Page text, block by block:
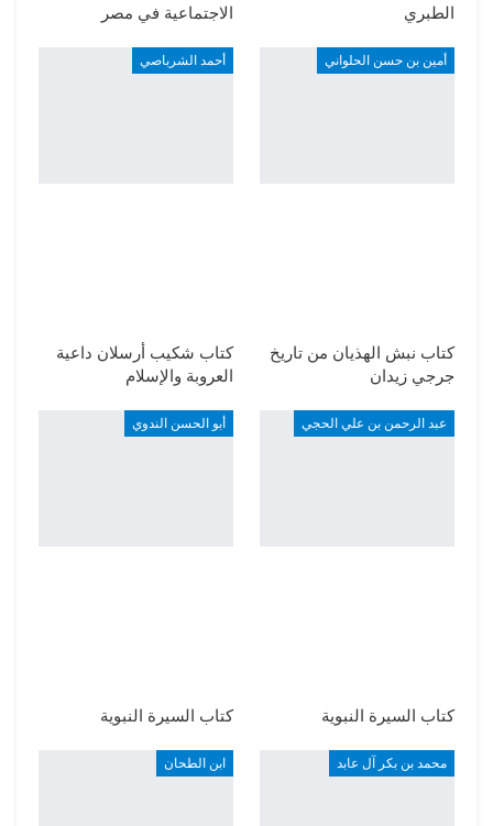
الطبري
الاجتماعية في مصر
أمين بن حسن الحلواني
كتاب نبش الهذيان من تاريخ
جرجي زيدان
أحمد الشرباصي
كتاب شكيب أرسلان داعية
العروبة والإسلام
عبد الرحمن بن علي الحجي
كتاب السيرة النبوية
أبو الحسن الندوي
كتاب السيرة النبوية
محمد بن بكر آل عابد ابن الطحان